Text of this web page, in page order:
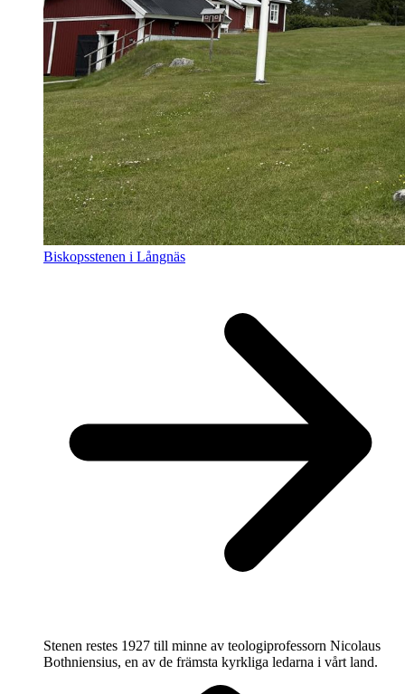
Biskopsstenen i Långnäs
Stenen restes 1927 till minne av teologiprofessorn Nicolaus
Bothniensius, en av de främsta kyrkliga ledarna i vårt land.